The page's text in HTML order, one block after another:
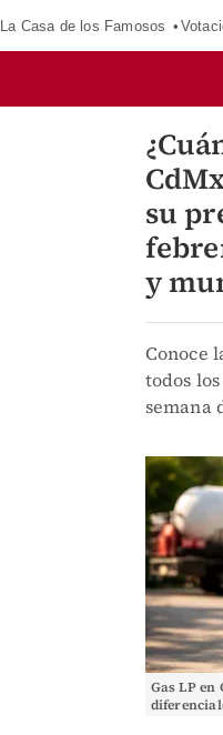
La Casa de los Famosos
su
y
Conoce
todos
semana
Gas LP